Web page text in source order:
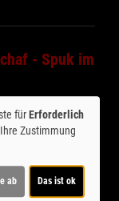
- Spuk im
in einem Film
Walker
Pläne
als der
fürErforderlich
Zustimmung
ab Das ist ok